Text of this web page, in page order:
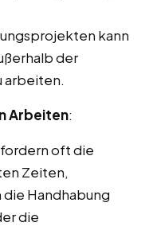
kann
der
arbeiten.
Arbeiten:
oft die
Zeiten,
Handhabung
die